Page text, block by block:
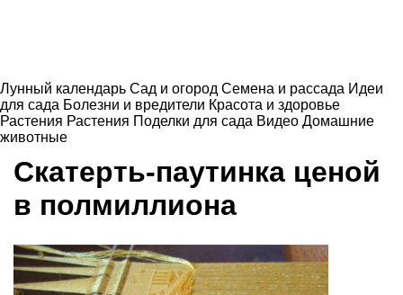
Лунный календарь Сад и огород Семена и рассада Идеи
для сада Болезни и вредители Красота и здоровье
Растения Растения Поделки для сада Видео Домашние
животные
Скатерть-паутинка ценой
в полмиллиона